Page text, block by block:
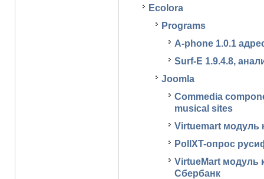
Ecolora
Programs
A-phone 1.0.1
Surf-E 1.9.4.8,
Joomla
Commedia
musical sites
Virtuemart
PollXT-опрос
VirtueMart модуль
Сбербанк